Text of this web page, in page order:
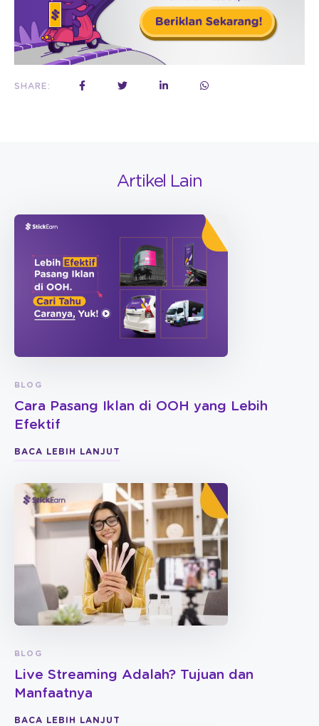
SHARE:
Artikel Lain
BLOG
Cara Pasang Iklan di OOH yang Lebih
Efektif
BACA LEBIH LANJUT
BLOG
Live Streaming Adalah? Tujuan dan
Manfaatnya
BACA LEBIH LANJUT